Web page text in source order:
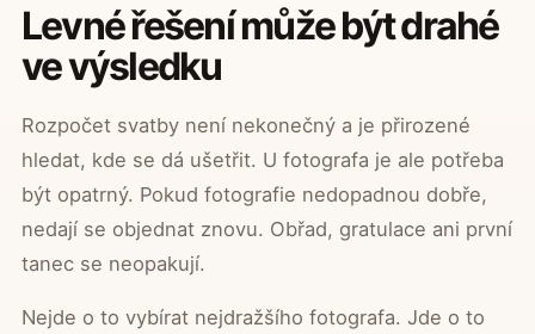
Levné řešení může být drahé
ve výsledku
Rozpočet svatby není nekonečný a je přirozené
hledat, kde se dá ušetřit. U fotografa je ale potřeba
být opatrný. Pokud fotografie nedopadnou dobře,
nedají se objednat znovu. Obřad, gratulace ani první
tanec se neopakují.
Nejde o to vybírat nejdražšího fotografa. Jde o to